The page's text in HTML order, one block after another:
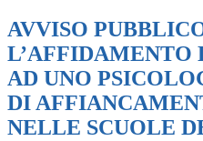
AVVISO
L’AFFIDAMENTO
AD UNO
DI
NELLE SCUOLE